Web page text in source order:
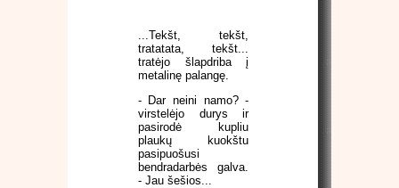
...Tekšt, tekšt,
tratatata, tekšt...
tratėjo šlapdriba į
metalinę palangę.
- Dar neini namo? -
virstelėjo durys ir
pasirodė kupliu
plaukų kuokštu
pasipuošusi
bendradarbės galva.
- Jau šešios...